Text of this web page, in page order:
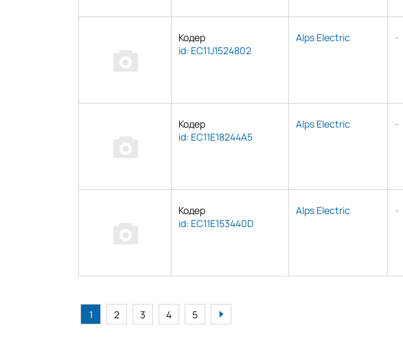
Кодер
id: EC11J1524802
Alps Electric -
Кодер
id: EC11E18244A5
Alps Electric -
Кодер
id: EC11E153440D
Alps Electric -
1 2 3 4 5